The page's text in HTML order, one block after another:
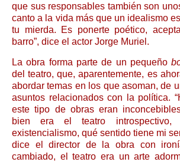
que sus responsables también son
canto a la vida más que un idealismo
tu mierda. Es ponerte poético,
barro”, dice el actor Jorge Muriel.
La obra forma parte de un pequeño
del teatro, que, aparentemente, es
abordar temas en los que asoman, de
asuntos relacionados con la política.
este tipo de obras eran
bien era el teatro
existencialismo, qué sentido tiene mi
dice el director de la obra con
cambiado, el teatro era un arte